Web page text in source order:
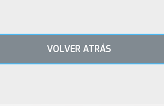
VOLVER ATRÁS